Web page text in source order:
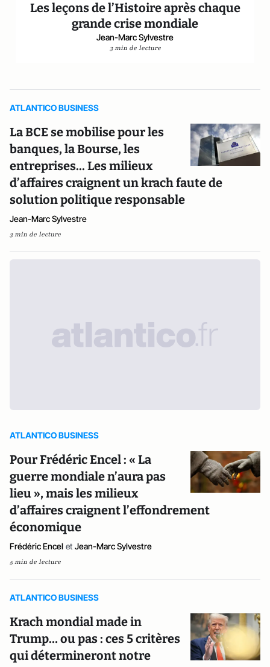
Les leçons de l’Histoire après chaque
grande crise mondiale
Jean-Marc Sylvestre
3 min de lecture
ATLANTICO BUSINESS
La BCE se mobilise pour les
banques, la Bourse, les
entreprises... Les milieux
d’affaires craignent un krach faute de
solution politique responsable
Jean-Marc Sylvestre
3 min de lecture
ATLANTICO BUSINESS
Pour Frédéric Encel : « La
guerre mondiale n’aura pas
lieu », mais les milieux
d’affaires craignent l’effondrement
économique
Frédéric Encel et Jean-Marc Sylvestre
5 min de lecture
ATLANTICO BUSINESS
Krach mondial made in
Trump… ou pas : ces 5 critères
qui détermineront notre